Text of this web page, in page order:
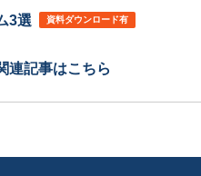
3選 資料ダウンロード有
連記事はこちら